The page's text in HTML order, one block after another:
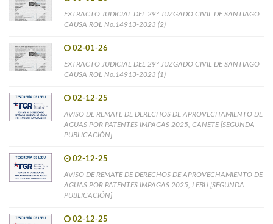
EXTRACTO JUDICIAL DEL 29° JUZGADO CIVIL DE SANTIAGO
CAUSA ROL No.14913-2023 (2)
02-01-26
EXTRACTO JUDICIAL DEL 29° JUZGADO CIVIL DE SANTIAGO
CAUSA ROL No.14913-2023 (1)
02-12-25
AVISO DE REMATE DE DERECHOS DE APROVECHAMIENTO DE
AGUAS POR PATENTES IMPAGAS 2025, CAÑETE [SEGUNDA
PUBLICACIÓN]
02-12-25
AVISO DE REMATE DE DERECHOS DE APROVECHAMIENTO DE
AGUAS POR PATENTES IMPAGAS 2025, LEBU [SEGUNDA
PUBLICACIÓN]
02-12-25